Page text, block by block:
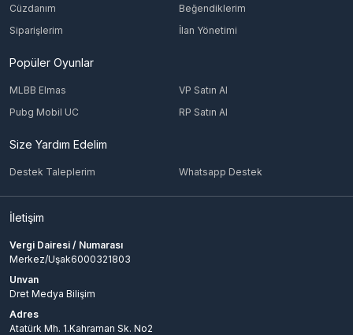
Cüzdanım
Beğendiklerim
Siparişlerim
İlan Yönetimi
Popüler Oyunlar
MLBB Elmas
VP Satın Al
Pubg Mobil UC
RP Satın Al
Size Yardım Edelim
Destek Taleplerim Whatsapp Destek
İletişim
Vergi Dairesi / Numarası
Merkez/Uşak6000321803
Unvan
Dret Medya Bilişim
Adres
Atatürk Mh. 1.Kahraman Sk. No2